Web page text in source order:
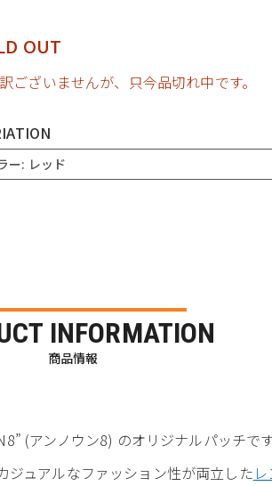
OUT
ございませんが、只今品切れ中です。
ー: レッド
INFORMATION
商品情報
(アンノウン8) のオリジナルパッチで
ュアルなファッション性が両立した